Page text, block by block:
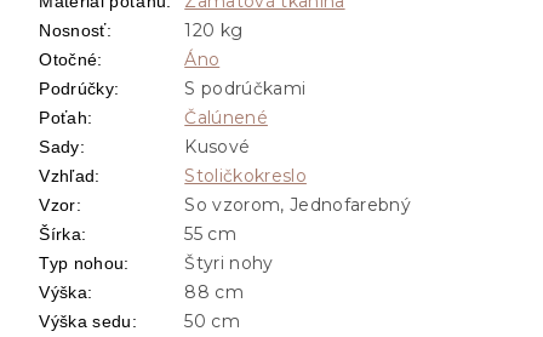
Nosnosť: 120 kg
Otočné: Áno
Podrúčky: S podrúčkami
Poťah: Čalúnené
Sady: Kusové
Vzhľad: Stoličkokreslo
Vzor: So vzorom, Jednofarebný
Šírka: 55 cm
Typ nohou: Štyri nohy
Výška: 88 cm
Výška sedu: 50 cm